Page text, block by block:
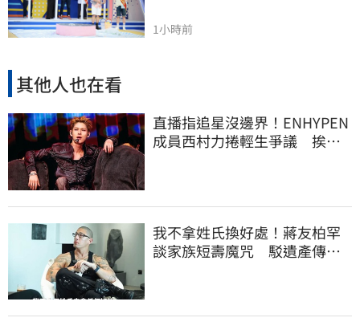
1小時前
其他人也在看
直播指追星沒邊界！ENHYPEN
成員西村力捲輕生爭議 挨
我不拿姓氏換好處！蔣友柏罕
談家族短壽魔咒 駁遺產傳